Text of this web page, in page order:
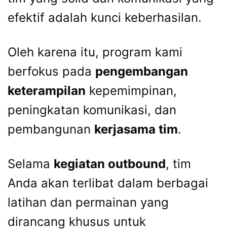
efektif adalah kunci keberhasilan.
Oleh karena itu, program kami
berfokus pada pengembangan
keterampilan kepemimpinan,
peningkatan komunikasi, dan
pembangunan kerjasama tim.
Selama kegiatan outbound, tim
Anda akan terlibat dalam berbagai
latihan dan permainan yang
dirancang khusus untuk